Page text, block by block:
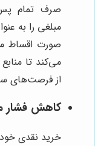
صرف تمام
مبلغی را به
صورت اقساط
می‌کند تا
از فرصت‌های
کاهش فشار
خرید نقدی